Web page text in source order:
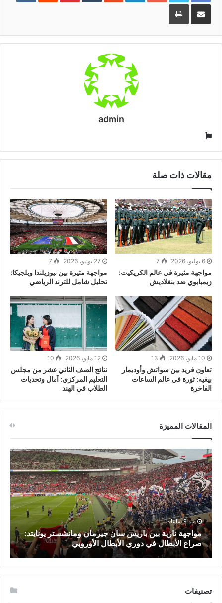
مشاركة
البريد
طباعة
admin
مقالات ذات صلة
6 يوليو، 2026 7
مواجهة مثيرة في عالم الكريكيت:
زيمبابوي ضد بنغلاديش
27 يونيو، 2026 7
مواجهة مثيرة بين نيوزيلندا وبلجيكا:
تحليل شامل للترند الرياضي
10 مايو، 2026 13
تعاون فريد بين سواتش وأوديمار
بيغيه: ثورة في عالم الساعات
الفاخرة
12 مايو، 2026 10
نتائج الصف الثاني عشر من مجلس
التعليم المركزي: آمال وتحديات
الطلاب في الهند
المقالات المميزة
منذ 9 ساعات
مواجهة نارية بين باريس سان جيرمان ومانشستر يونايتد:
صراع الأبطال في دوري الأبطال الأوروبي
تصنيفات